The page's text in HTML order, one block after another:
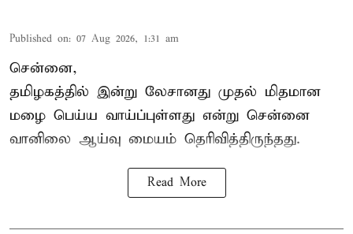
Published on: 07 Aug 2026, 1:31 am
சென்னை,
தமிழகத்தில் இன்று லேசானது முதல் மிதமான
மழை பெய்ய வாய்ப்புள்ளது என்று சென்னை
வானிலை ஆய்வு மையம் தெரிவித்திருந்தது.
Read More